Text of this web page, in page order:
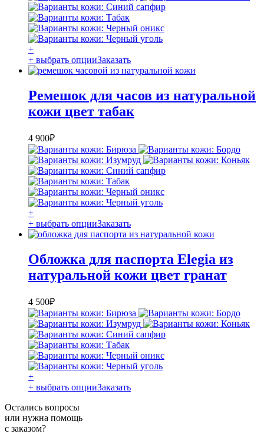
+
+ выбрать опцииЗаказать
Ремешок для часов из натуральной
кожи цвет табак
4 900₽
+
+ выбрать опцииЗаказать
Обложка для паспорта Elegia из
натуральной кожи цвет гранат
4 500₽
+
+ выбрать опцииЗаказать
Остались вопросы
или нужна помощь
с заказом?